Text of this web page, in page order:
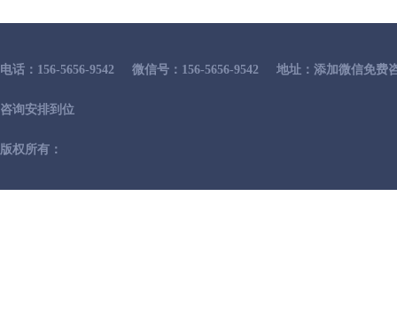
电话：156-5656-9542 微信号：156-5656-9542 地址：添加微信免费
咨询安排到位
版权所有：